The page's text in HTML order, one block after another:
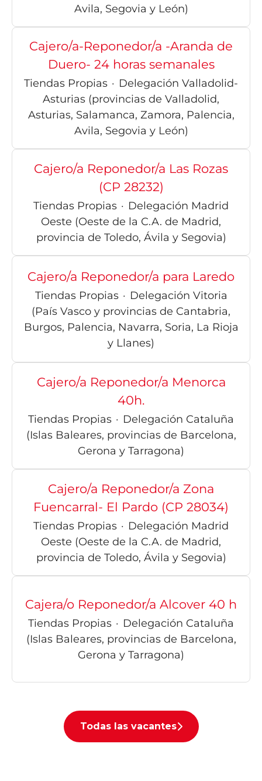
Avila, Segovia y León)
Cajero/a-Reponedor/a -Aranda de
Duero- 24 horas semanales
Tiendas Propias · Delegación Valladolid-
Asturias (provincias de Valladolid,
Asturias, Salamanca, Zamora, Palencia,
Avila, Segovia y León)
Cajero/a Reponedor/a Las Rozas
(CP 28232)
Tiendas Propias · Delegación Madrid
Oeste (Oeste de la C.A. de Madrid,
provincia de Toledo, Ávila y Segovia)
Cajero/a Reponedor/a para Laredo
Tiendas Propias · Delegación Vitoria
(País Vasco y provincias de Cantabria,
Burgos, Palencia, Navarra, Soria, La Rioja
y Llanes)
Cajero/a Reponedor/a Menorca
40h.
Tiendas Propias · Delegación Cataluña
(Islas Baleares, provincias de Barcelona,
Gerona y Tarragona)
Cajero/a Reponedor/a Zona
Fuencarral- El Pardo (CP 28034)
Tiendas Propias · Delegación Madrid
Oeste (Oeste de la C.A. de Madrid,
provincia de Toledo, Ávila y Segovia)
Cajera/o Reponedor/a Alcover 40 h
Tiendas Propias · Delegación Cataluña
(Islas Baleares, provincias de Barcelona,
Gerona y Tarragona)
Todas las vacantes